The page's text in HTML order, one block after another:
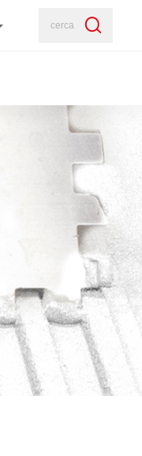
cerca